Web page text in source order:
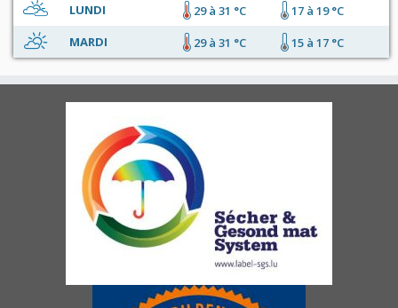
LUNDI
29 à 31 °C
17 à 19 °C
MARDI
29 à 31 °C 15 à 17 °C